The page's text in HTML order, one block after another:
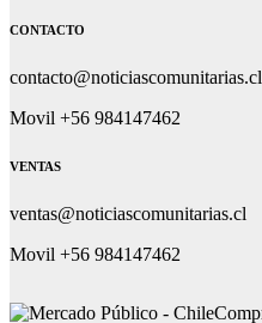
CONTACTO
contacto@noticiascomunitarias.cl
Movil +56 984147462
VENTAS
ventas@noticiascomunitarias.cl
Movil +56 984147462